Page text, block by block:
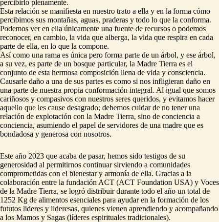
percibirlo plenamente.
Esta relación se manifiesta en nuestro trato a ella y en la forma cómo
percibimos sus montañas, aguas, praderas y todo lo que la conforma.
Podemos ver en ella únicamente una fuente de recursos o podemos
reconocer, en cambio, la vida que alberga, la vida que respira en cada
parte de ella, en lo que la compone.
Así como una rama es única pero forma parte de un árbol, y ese árbol,
a su vez, es parte de un bosque particular, la Madre Tierra es el
conjunto de esta hermosa composición llena de vida y consciencia.
Causarle daño a una de sus partes es como si nos infligieran daño en
una parte de nuestra propia conformación integral. Al igual que somos
cariñosos y compasivos con nuestros seres queridos, y evitamos hacer
aquello que les cause desagrado; debemos cuidar de no tener una
relación de explotación con la Madre Tierra, sino de conciencia a
conciencia, asumiendo el papel de servidores de una madre que es
bondadosa y generosa con nosotros.
Este año 2023 que acaba de pasar, hemos sido testigos de su
generosidad al permitirnos continuar sirviendo a comunidades
comprometidas con el bienestar y armonía de ella. Gracias a la
colaboración entre la fundación ACT (ACT Foundation USA) y Voces
de la Madre Tierra, se logró distribuir durante todo el año un total de
1252 Kg de alimentos esenciales para ayudar en la formación de los
fututos lideres y lideresas, quienes vienen aprendiendo y acompañando
a los Mamos y Sagas (líderes espirituales tradicionales).